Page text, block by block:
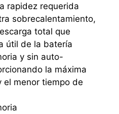
rapidez requerida
sobrecalentamiento,
total que
útil de la batería
y sin auto-
la máxima
el menor tiempo de